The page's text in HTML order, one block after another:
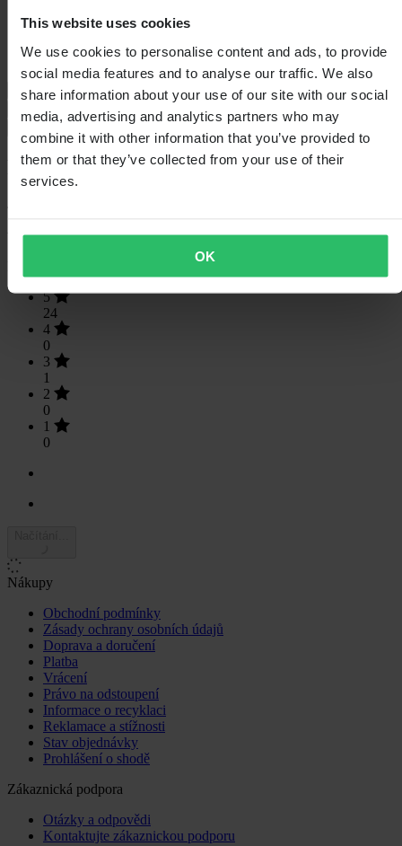
This website uses cookies
We use cookies to personalise content and ads, to provide
social media features and to analyse our traffic. We also
share information about your use of our site with our social
media, advertising and analytics partners who may
combine it with other information that you’ve provided to
them or that they’ve collected from your use of their
services.
OK
Výška balení90
Šířka balení350
Průvodce velikostmi
Doprava a vrácení
Bezpečnostní informace
Recenze zákazníků (25)
5
24
4
0
3
1
2
0
1
0
Nákupy
Obchodní podmínky
Zásady ochrany osobních údajů
Doprava a doručení
Platba
Vrácení
Právo na odstoupení
Informace o recyklaci
Reklamace a stížnosti
Stav objednávky
Prohlášení o shodě
Zákaznická podpora
Otázky a odpovědi
Kontaktujte zákaznickou podporu